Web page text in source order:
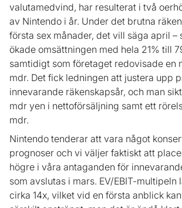
valutamedvind, har resulterat i två
av Nintendo i år. Under det brutna
första sex månader, det vill säga april –
ökade omsättningen med hela 21% till
samtidigt som företaget redovisade en
mdr. Det fick ledningen att justera upp
innevarande räkenskapsår, och man
mdr yen i nettoförsäljning samt ett
mdr.
Nintendo tenderar att vara något
prognoser och vi väljer faktiskt att
högre i våra antaganden för
som avslutas i mars. EV/EBIT-multipeln
cirka 14x, vilket vid en första anblick